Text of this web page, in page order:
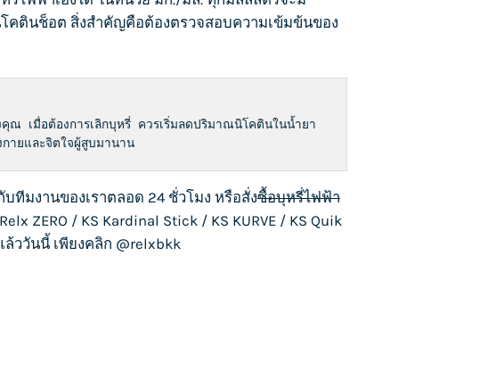
คตินช็อต สิ่งสำคัญคือต้องตรวจสอบความเข้มข้นของ
ณ เมื่อต้องการเลิกบุหรี่ ควรเริ่มลดปริมาณนิโคตินในน้ำยา
ายและจิตใจผู้สูบมานาน
ทีมงานของเราตลอด 24 ชั่วโมง หรือสั่งซื้อบุหรี่ไฟฟ้า
Relx ZERO / KS Kardinal Stick/ KS KURVE/ KS Quik
ววันนี้ เพียงคลิก @relxbkk